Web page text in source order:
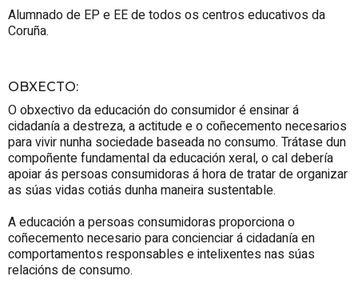
Alumnado de EP e EE de todos os centros educativos da
Coruña.
OBXECTO:
O obxectivo da educación do consumidor é ensinar á
cidadanía a destreza, a actitude e o coñecemento necesarios
para vivir nunha sociedade baseada no consumo. Trátase dun
compoñente fundamental da educación xeral, o cal debería
apoiar ás persoas consumidoras á hora de tratar de organizar
as súas vidas cotiás dunha maneira sustentable.
A educación a persoas consumidoras proporciona o
coñecemento necesario para concienciar á cidadanía en
comportamentos responsables e intelixentes nas súas
relacións de consumo.